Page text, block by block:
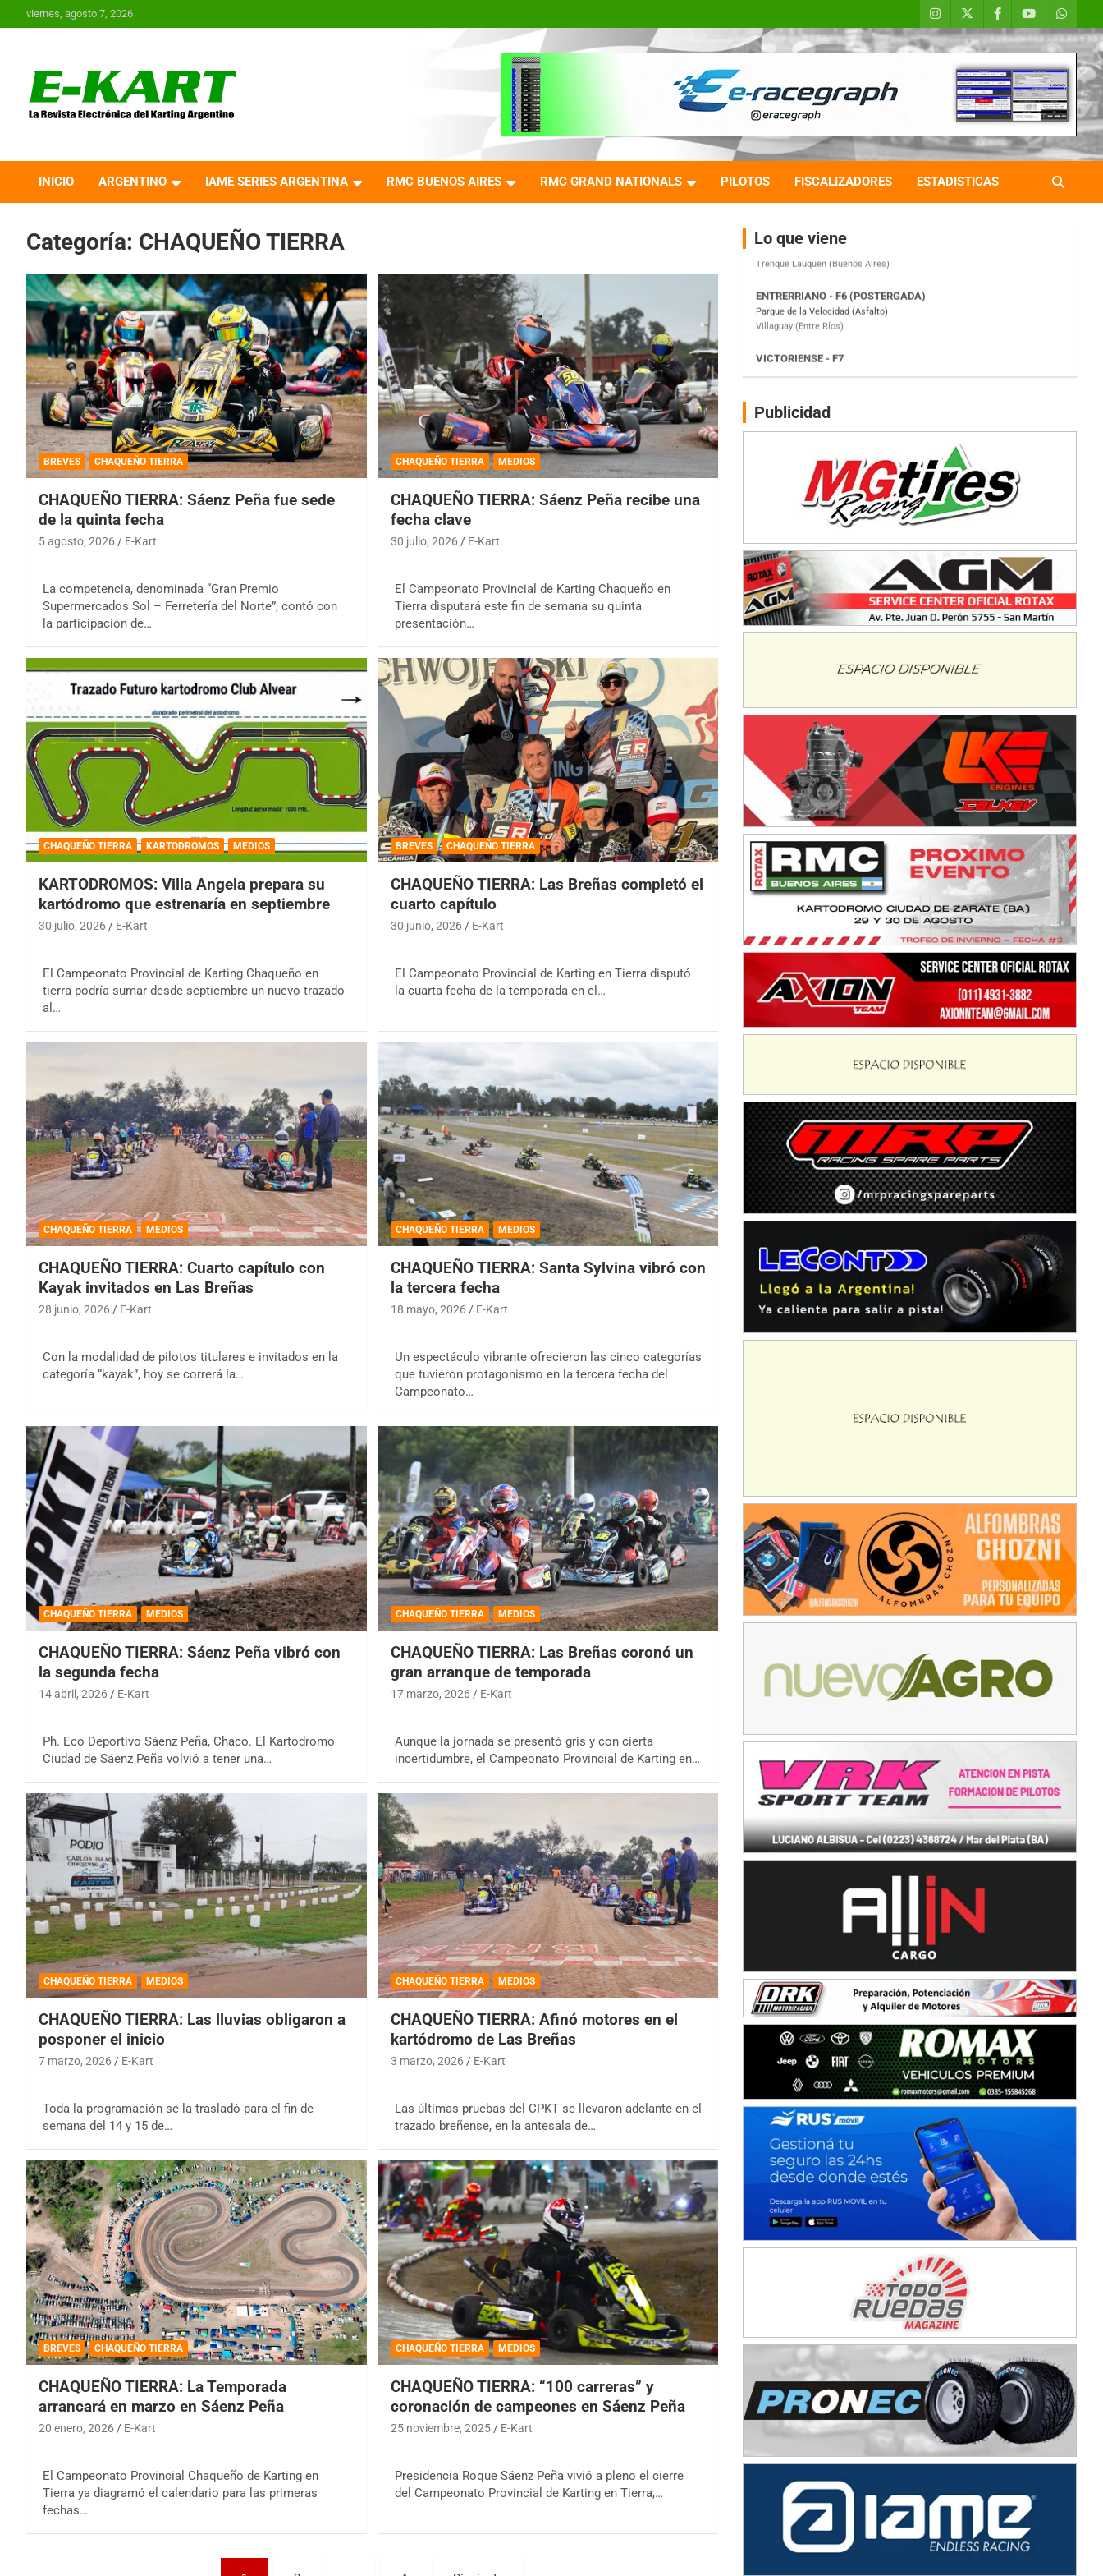
al
viernes, agosto 7, 2026
Revista Electrónica del
Karting en Argentina
INICIO ARGENTINO IAME SERIES ARGENTINA RMC BUENOS AIRES RMC GRAND NATIONALS PILOTOS FISCALIZADORES ESTADISTICAS
Categoría: CHAQUEÑO TIERRA
BREVES CHAQUEÑO TIERRA
CHAQUEÑO TIERRA: Sáenz Peña fue sede
de la quinta fecha
5 agosto, 2026 E-Kart
La competencia, denominada “Gran Premio
Supermercados Sol – Ferretería del Norte”, contó con
la participación de…
CHAQUEÑO TIERRA MEDIOS
CHAQUEÑO TIERRA: Sáenz Peña recibe una
fecha clave
30 julio, 2026 E-Kart
El Campeonato Provincial de Karting Chaqueño en
Tierra disputará este fin de semana su quinta
presentación…
CHAQUEÑO TIERRA KARTODROMOS MEDIOS
KARTODROMOS: Villa Angela prepara su
kartódromo que estrenaría en septiembre
30 julio, 2026 E-Kart
El Campeonato Provincial de Karting Chaqueño en
tierra podría sumar desde septiembre un nuevo trazado
al…
BREVES CHAQUEÑO TIERRA
CHAQUEÑO TIERRA: Las Breñas completó el
cuarto capítulo
30 junio, 2026 E-Kart
El Campeonato Provincial de Karting en Tierra disputó
la cuarta fecha de la temporada en el…
CHAQUEÑO TIERRA MEDIOS
CHAQUEÑO TIERRA: Cuarto capítulo con
Kayak invitados en Las Breñas
28 junio, 2026 E-Kart
Con la modalidad de pilotos titulares e invitados en la
categoría “kayak”, hoy se correrá la…
CHAQUEÑO TIERRA MEDIOS
CHAQUEÑO TIERRA: Santa Sylvina vibró con
la tercera fecha
18 mayo, 2026 E-Kart
Un espectáculo vibrante ofrecieron las cinco categorías
que tuvieron protagonismo en la tercera fecha del
Campeonato…
CHAQUEÑO TIERRA MEDIOS
CHAQUEÑO TIERRA: Sáenz Peña vibró con
la segunda fecha
14 abril, 2026 E-Kart
Ph. Eco Deportivo Sáenz Peña, Chaco. El Kartódromo
Ciudad de Sáenz Peña volvió a tener una…
CHAQUEÑO TIERRA MEDIOS
CHAQUEÑO TIERRA: Las Breñas coronó un
gran arranque de temporada
17 marzo, 2026 E-Kart
Aunque la jornada se presentó gris y con cierta
incertidumbre, el Campeonato Provincial de Karting en…
CHAQUEÑO TIERRA MEDIOS
CHAQUEÑO TIERRA: Las lluvias obligaron a
posponer el inicio
7 marzo, 2026 E-Kart
Toda la programación se la trasladó para el fin de
semana del 14 y 15 de…
CHAQUEÑO TIERRA MEDIOS
CHAQUEÑO TIERRA: Afinó motores en el
kartódromo de Las Breñas
3 marzo, 2026 E-Kart
Las últimas pruebas del CPKT se llevaron adelante en el
trazado breñense, en la antesala de…
BREVES CHAQUEÑO TIERRA
CHAQUEÑO TIERRA: La Temporada
arrancará en marzo en Sáenz Peña
20 enero, 2026 E-Kart
El Campeonato Provincial Chaqueño de Karting en
Tierra ya diagramó el calendario para las primeras
fechas…
CHAQUEÑO TIERRA MEDIOS
CHAQUEÑO TIERRA: “100 carreras” y
coronación de campeones en Sáenz Peña
25 noviembre, 2025 E-Kart
Presidencia Roque Sáenz Peña vivió a pleno el cierre
del Campeonato Provincial de Karting en Tierra,…
Lo que viene
COBERTURA ESPECIAL DE E-KART.COM.AR
08/09-AGO
IAME SERIES ARGENTINA 6
Ramiro Tot (Asfalto)
Baradero (Buenos Aires)
KDO - F6
ENTRERRIANO - F6 (POSTERGADA)
Villaguay (Entre Ríos)
VICTORIENSE - F7
El Cerro (Tierra)
Victoria (Entre Ríos)
CSK - F7
Humboldt (Santa Fe)
NORESTE SANTAFESINO - F6
Ciudad de Avellaneda (Asfalto)
Avellaneda (Santa Fe)
SUR SANTAFESINO - F4
José Samuel Sánchez (Tierra)
Rufino (Santa Fe)
TUCUMANO - F5
Juan Navarro (Asfalto)
IAME SERIES ARGENTINA 6
Ramiro Tot (Asfalto)
Baradero (Buenos Aires)
KDO - F6
Ciudad de Trenque Lauquen (Asfalto)
Trenque Lauquen (Buenos Aires)
ENTRERRIANO - F6 (POSTERGADA)
Parque de la Velocidad (Asfalto)
Villaguay (Entre Ríos)
VICTORIENSE - F7
Victoria (Entre Ríos)
PATAGONICO - F6
Moto Club Reginense (Tierra)
Gral. E. Godoy (Río Negro)
CSK - F7
NORESTE SANTAFESINO - F6
Ciudad de Avellaneda (Asfalto)
Avellaneda (Santa Fe)
SUR SANTAFESINO - F4
José Samuel Sánchez (Tierra)
Rufino (Santa Fe)
TUCUMANO - F5
El Timbó (Tucumán)
Publicidad